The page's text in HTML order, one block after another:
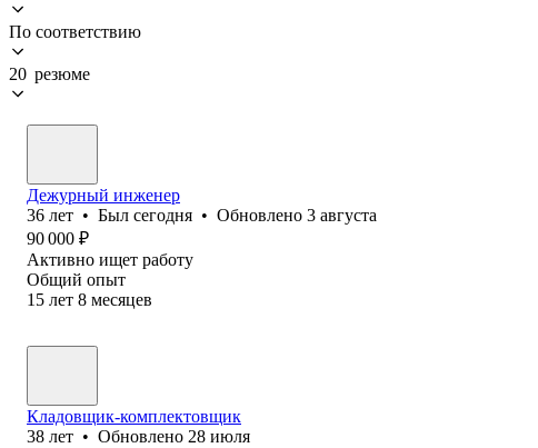
По соответствию
20 резюме
Дежурный инженер
36 лет • Был сегодня • Обновлено 3 августа
90 000 ₽
Активно ищет работу
Общий опыт
15 лет 8 месяцев
Кладовщик-комплектовщик
38 лет • Обновлено 28 июля